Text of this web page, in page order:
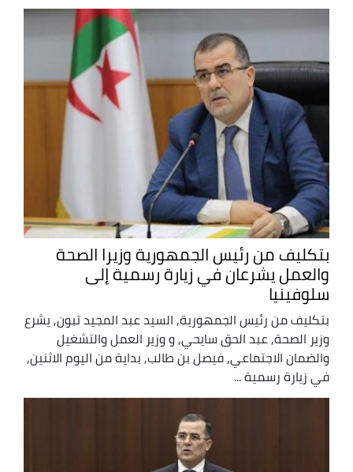
بتكليف من رئيس الجمهورية وزيرا الصحة
والعمل يشرعان في زيارة رسمية إلى
سلوفينيا
بتكليف من رئيس الجمهورية, السيد عبد المجيد تبون, يشرع
وزير الصحة, عبد الحق سايحي, و وزير العمل والتشغيل
والضمان الاجتماعي, فيصل بن طالب, بداية من اليوم الاثنين,
في زيارة رسمية ...